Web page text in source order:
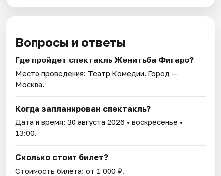
Вопросы и ответы
Где пройдет спектакль Женитьба Фигаро?
Место проведения: Театр Комедии. Город —
Москва.
Когда запланирован спектакль?
Дата и время:30 августа 2026 • воскресенье •
13:00.
Сколько стоит билет?
Стоимость билета: от 1 000 ₽.